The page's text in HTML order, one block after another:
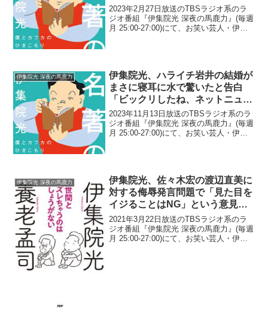
ったと告白「ザキヤマが完全覚醒
した時」
2023年2月27日放送のTBSラジオ系のラ
ジオ番組『伊集院光 深夜の馬鹿力』(毎週
月 25:00-27:00)にて、お笑い芸人・伊集
伊集院光 深夜の馬鹿力
伊集院光、ハライチ岩井の結婚が
まさに寝耳に水で驚いたと告白
「ビックリしたね、ネットニュー
ス」
2023年11月13日放送のTBSラジオ系のラ
ジオ番組『伊集院光 深夜の馬鹿力』(毎週
月 25:00-27:00)にて、お笑い芸人・伊集
伊集院光 深夜の馬鹿力
伊集院光、佐々木宏の渡辺直美に
対する侮辱発言問題で「見た目を
イジることはNG」という意見に
疑問「じゃあ、見た目の綺麗さを
取り上げるのもダメ？」
2021年3月22日放送のTBSラジオ系のラ
ジオ番組『伊集院光 深夜の馬鹿力』(毎週
月 25:00-27:00)にて、お笑い芸人・伊集